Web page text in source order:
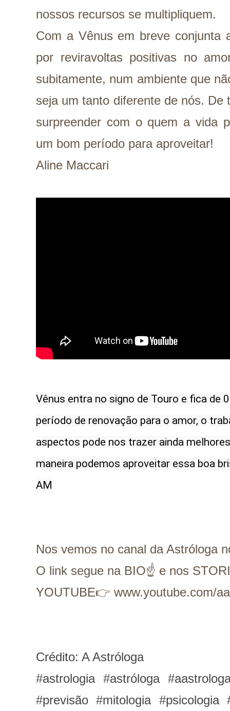
nossos recursos se multipliquem.
Com a Vênus em breve conjunta
por reviravoltas positivas no
subitamente, num ambiente que
seja um tanto diferente de nós. De
surpreender com o quem a vida
um bom período para aproveitar!
Aline Maccari
Vênus entra no signo de Touro e fica de
período de renovação para o amor, o
aspectos pode nos trazer ainda
maneira podemos aproveitar essa boa
AM
Nos vemos no canal da Astróloga
O link segue na BIO☝ e nos
YOUTUBE👉 www.youtube.com/
Crédito: A Astróloga
#astrologia #astróloga
#previsão #mitologia #psicologia